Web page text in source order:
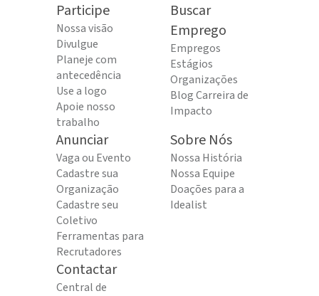
Participe
Nossa visão
Divulgue
Planeje com
antecedência
Use a logo
Apoie nosso
trabalho
Buscar
Emprego
Empregos
Estágios
Organizações
Blog Carreira de
Impacto
Anunciar
Vaga ou Evento
Cadastre sua
Organização
Cadastre seu
Coletivo
Ferramentas para
Recrutadores
Sobre Nós
Nossa História
Nossa Equipe
Doações para a
Idealist
Contactar
Central de